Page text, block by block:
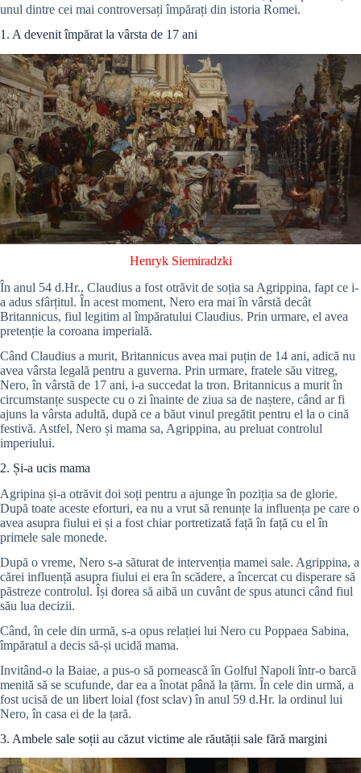
unul dintre cei mai controversați împărați din istoria Romei.
1. A devenit împărat la vârsta de 17 ani
Henryk Siemiradzki
În anul 54 d.Hr., Claudius a fost otrăvit de soția sa Agrippina, fapt ce i-
a adus sfârțitul. În acest moment, Nero era mai în vârstă decât
Britannicus, fiul legitim al împăratului Claudius. Prin urmare, el avea
pretenție la coroana imperială.
Când Claudius a murit, Britannicus avea mai puțin de 14 ani, adică nu
avea vârsta legală pentru a guverna. Prin urmare, fratele său vitreg,
Nero, în vârstă de 17 ani, i-a succedat la tron. Britannicus a murit în
circumstanțe suspecte cu o zi înainte de ziua sa de naștere, când ar fi
ajuns la vârsta adultă, după ce a băut vinul pregătit pentru el la o cină
festivă. Astfel, Nero și mama sa, Agrippina, au preluat controlul
imperiului.
2. Și-a ucis mama
Agripina și-a otrăvit doi soți pentru a ajunge în poziția sa de glorie.
După toate aceste eforturi, ea nu a vrut să renunțe la influența pe care o
avea asupra fiului ei și a fost chiar portretizată față în față cu el în
primele sale monede.
După o vreme, Nero s-a săturat de intervenția mamei sale. Agrippina, a
cărei influență asupra fiului ei era în scădere, a încercat cu disperare să
păstreze controlul. Își dorea să aibă un cuvânt de spus atunci când fiul
său lua decizii.
Când, în cele din urmă, s-a opus relației lui Nero cu Poppaea Sabina,
împăratul a decis să-și ucidă mama.
Invitând-o la Baiae, a pus-o să pornească în Golful Napoli într-o barcă
menită să se scufunde, dar ea a înotat până la țărm. În cele din urmă, a
fost ucisă de un libert loial (fost sclav) în anul 59 d.Hr. la ordinul lui
Nero, în casa ei de la țară.
3. Ambele sale soții au căzut victime ale răutății sale fără margini